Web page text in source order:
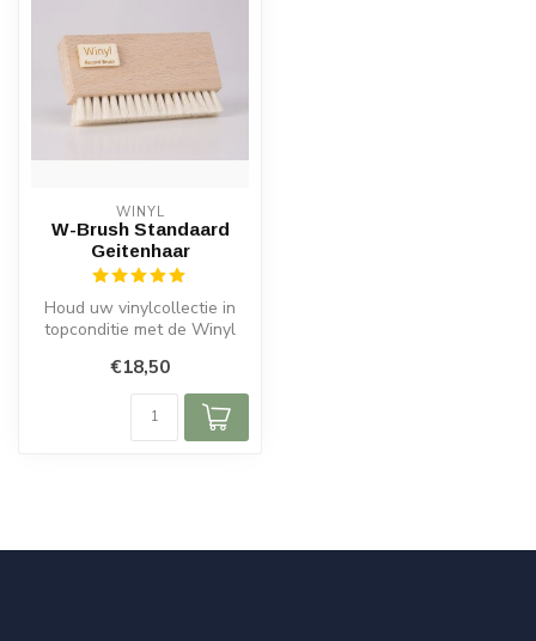
WINYL
W-Brush Standaard
Geitenhaar
Houd uw vinylcollectie in
topconditie met de Winyl
G...
€18,50